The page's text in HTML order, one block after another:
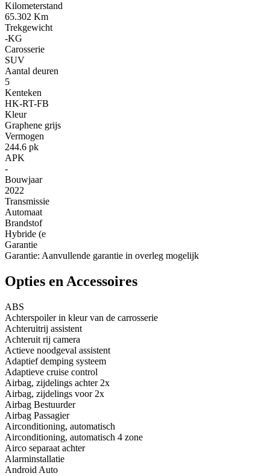
Kilometerstand
65.302 Km
Trekgewicht
-KG
Carosserie
SUV
Aantal deuren
5
Kenteken
HK-RT-FB
Kleur
Graphene grijs
Vermogen
244.6 pk
APK
-
Bouwjaar
2022
Transmissie
Automaat
Brandstof
Hybride (e
Garantie
Garantie: Aanvullende garantie in overleg mogelijk
Opties en Accessoires
ABS
Achterspoiler in kleur van de carrosserie
Achteruitrij assistent
Achteruit rij camera
Actieve noodgeval assistent
Adaptief demping systeem
Adaptieve cruise control
Airbag, zijdelings achter 2x
Airbag, zijdelings voor 2x
Airbag Bestuurder
Airbag Passagier
Airconditioning, automatisch
Airconditioning, automatisch 4 zone
Airco separaat achter
Alarminstallatie
Android Auto